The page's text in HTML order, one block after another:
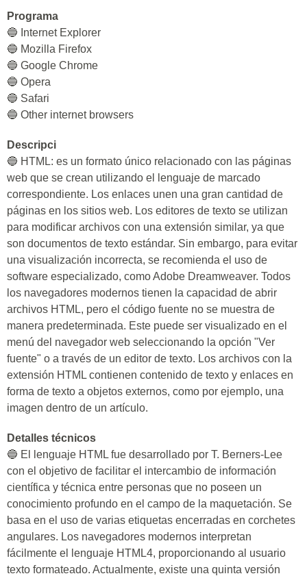
Programa
🔵 Internet Explorer
🔵 Mozilla Firefox
🔵 Google Chrome
🔵 Opera
🔵 Safari
🔵 Other internet browsers
Descripci
🔵 HTML: es un formato único relacionado con las páginas
web que se crean utilizando el lenguaje de marcado
correspondiente. Los enlaces unen una gran cantidad de
páginas en los sitios web. Los editores de texto se utilizan
para modificar archivos con una extensión similar, ya que
son documentos de texto estándar. Sin embargo, para evitar
una visualización incorrecta, se recomienda el uso de
software especializado, como Adobe Dreamweaver. Todos
los navegadores modernos tienen la capacidad de abrir
archivos HTML, pero el código fuente no se muestra de
manera predeterminada. Este puede ser visualizado en el
menú del navegador web seleccionando la opción "Ver
fuente" o a través de un editor de texto. Los archivos con la
extensión HTML contienen contenido de texto y enlaces en
forma de texto a objetos externos, como por ejemplo, una
imagen dentro de un artículo.
Detalles técnicos
🔵 El lenguaje HTML fue desarrollado por T. Berners-Lee
con el objetivo de facilitar el intercambio de información
científica y técnica entre personas que no poseen un
conocimiento profundo en el campo de la maquetación. Se
basa en el uso de varias etiquetas encerradas en corchetes
angulares. Los navegadores modernos interpretan
fácilmente el lenguaje HTML4, proporcionando al usuario
texto formateado. Actualmente, existe una quinta versión